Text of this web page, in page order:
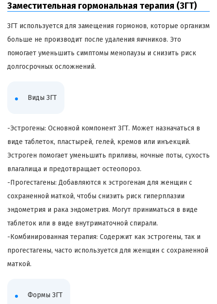
Заместительная гормональная терапия (ЗГТ)
ЗГТ используется для замещения гормонов, которые организм
больше не производит после удаления яичников. Это
помогает уменьшить симптомы менопаузы и снизить риск
долгосрочных осложнений.
Виды ЗГТ
-Эстрогены: Основной компонент ЗГТ. Может назначаться в
виде таблеток, пластырей, гелей, кремов или инъекций.
Эстроген помогает уменьшить приливы, ночные поты, сухость
влагалища и предотвращает остеопороз.
-Прогестагены: Добавляются к эстрогенам для женщин с
сохраненной маткой, чтобы снизить риск гиперплазии
эндометрия и рака эндометрия. Могут приниматься в виде
таблеток или в виде внутриматочной спирали.
-Комбинированная терапия: Содержит как эстрогены, так и
прогестагены, часто используется для женщин с сохраненной
маткой.
Формы ЗГТ